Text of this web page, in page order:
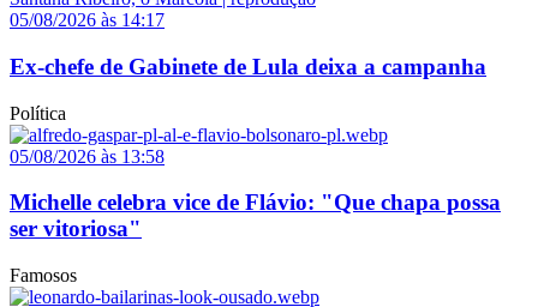
05/08/2026 às 14:17
Ex-chefe de Gabinete de Lula deixa a campanha
Política
05/08/2026 às 13:58
Michelle celebra vice de Flávio: "Que chapa possa
ser vitoriosa"
Famosos